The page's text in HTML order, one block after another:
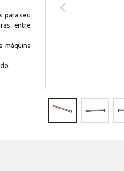
para seu
entre
máquina